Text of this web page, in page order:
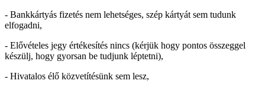
- Bankkártyás fizetés nem lehetséges, szép kártyát sem tudunk
elfogadni,
- Elővételes jegy értékesítés nincs (kérjük hogy pontos összeggel
készülj, hogy gyorsan be tudjunk léptetni),
- Hivatalos élő közvetítésünk sem lesz,